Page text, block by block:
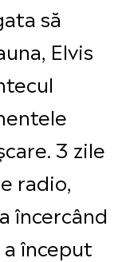
să
Elvis
3 zile
radio,
încercând
început